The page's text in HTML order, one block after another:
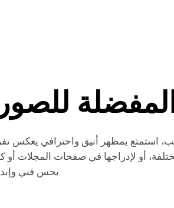
استمتع بمظهر أنيق واحترافي يعكس
أو لإدراجها في صفحات
بحس فني